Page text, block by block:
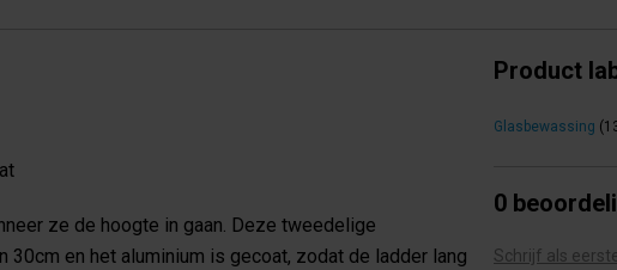
ze de hoogte in gaan. Deze tweedelige
en het aluminium is gecoat, zodat de ladder lang
Product
Glasbewassing
0
Schrijf als